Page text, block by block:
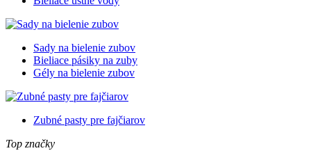
Sady na bielenie zubov
Bieliace pásiky na zuby
Gély na bielenie zubov
Zubné pasty pre fajčiarov
Top značky